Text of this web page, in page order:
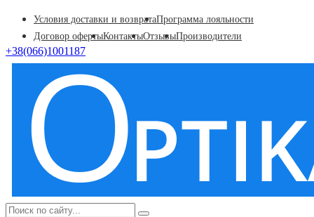
Условия доставки и возвратаПрограмма лояльности
Договор офертыКонтактыОтзывыПроизводители
+38(066)1001187